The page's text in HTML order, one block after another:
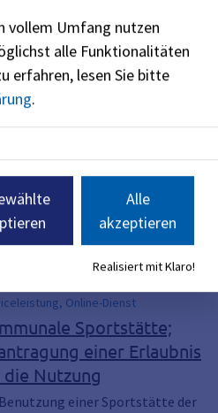
gefunden
Zahlung der
eines öffentlichen
Online-Dienst
Sportstätte;
einer Erlaubnis
Nutzung
einer Sportstätte der
vollem Umfang nutzen
alle Funktionalitäten
erfahren, lesen Sie bitte
.
Alle
akzeptieren
Realisiert mit Klaro!